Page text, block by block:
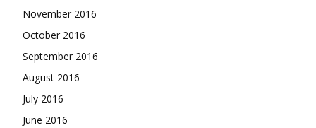
November 2016
October 2016
September 2016
August 2016
July 2016
June 2016